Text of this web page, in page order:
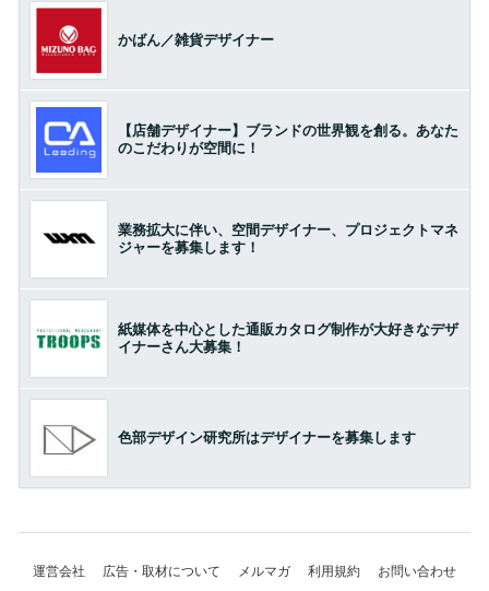
かばん／雑貨デザイナー
【店舗デザイナー】ブランドの世界観を創る。あなた
のこだわりが空間に！
業務拡大に伴い、空間デザイナー、プロジェクトマネ
ジャーを募集します！
紙媒体を中心とした通販カタログ制作が大好きなデザ
イナーさん大募集！
色部デザイン研究所はデザイナーを募集します
運営会社 広告・取材について メルマガ 利用規約 お問い合わせ